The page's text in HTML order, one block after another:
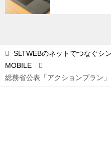
SLTWEBのネットでつなぐシ
MOBILE
総務省公表「アクションプラン